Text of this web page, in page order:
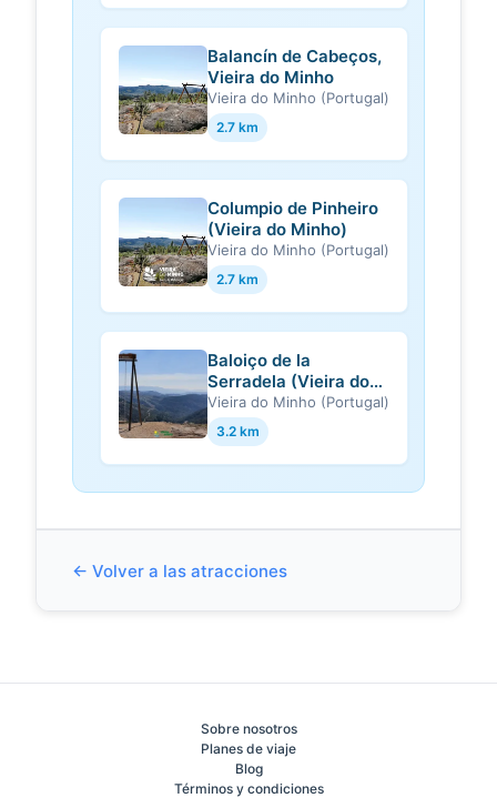
Balancín de Cabeços,
Vieira do Minho
Vieira do Minho (Portugal)
2.7 km
Columpio de Pinheiro
(Vieira do Minho)
Vieira do Minho (Portugal)
2.7 km
Baloiço de la
Serradela (Vieira do
Minho)
Vieira do Minho (Portugal)
3.2 km
← Volver a las atracciones
Sobre nosotros
Planes de viaje
Blog
Términos y condiciones